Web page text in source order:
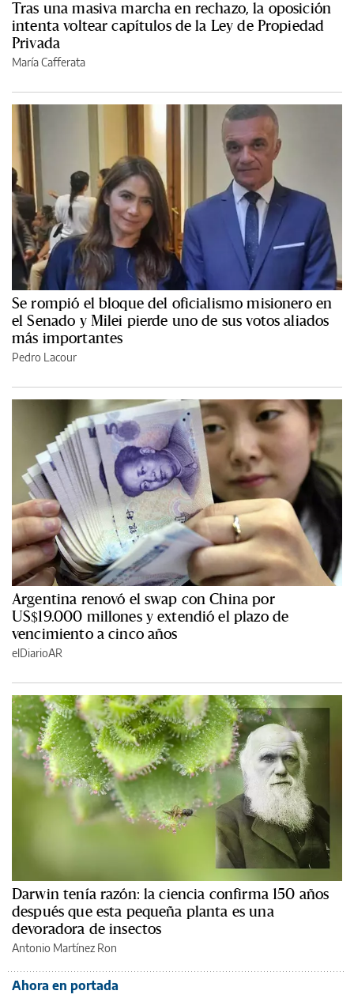
Tras una masiva marcha en rechazo, la oposición
intenta voltear capítulos de la Ley de Propiedad
Privada
María Cafferata
Se rompió el bloque del oficialismo misionero en
el Senado y Milei pierde uno de sus votos aliados
más importantes
Pedro Lacour
Argentina renovó el swap con China por
US$19.000 millones y extendió el plazo de
vencimiento a cinco años
elDiarioAR
Darwin tenía razón: la ciencia confirma 150 años
después que esta pequeña planta es una
devoradora de insectos
Antonio Martínez Ron
Ahora en portada